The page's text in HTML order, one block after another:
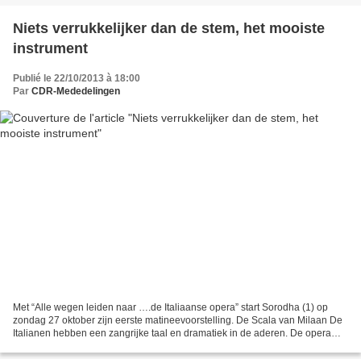
Niets verrukkelijker dan de stem, het mooiste
instrument
Publié le 22/10/2013 à 18:00
Par CDR-Mededelingen
Met “Alle wegen leiden naar ….de Italiaanse opera” start Sorodha (1) op
zondag 27 oktober zijn eerste matineevoorstelling. De Scala van Milaan De
Italianen hebben een zangrijke taal en dramatiek in de aderen. De opera